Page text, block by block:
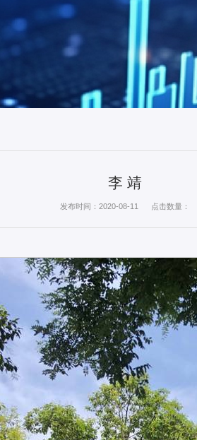
李 靖
发布时间：2020-08-11 点击数量：